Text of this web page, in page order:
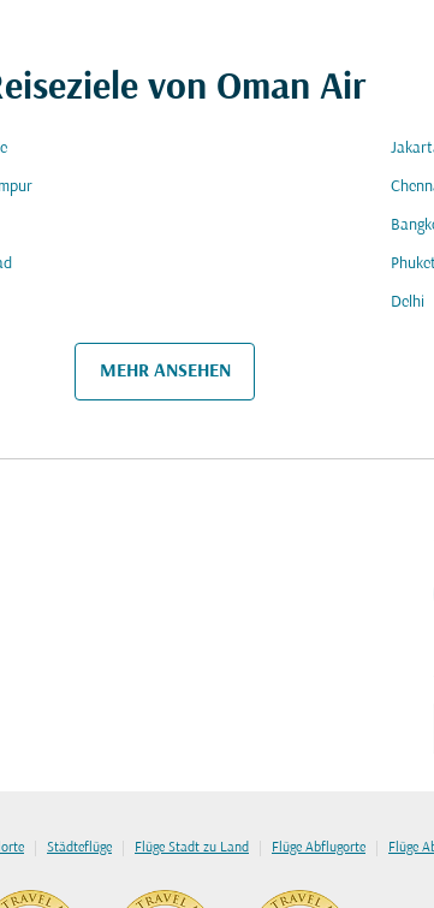
von Oman Air
Delhi
MEHR ANSEHEN
| Städteflüge | Flüge Stadt zu Land | Flüge Abflugorte | Flüge